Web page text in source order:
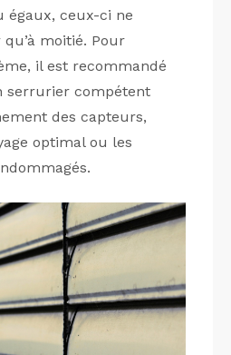
égaux, ceux-ci ne
moitié. Pour
il est recommandé
serrurier compétent
des capteurs,
optimal ou les